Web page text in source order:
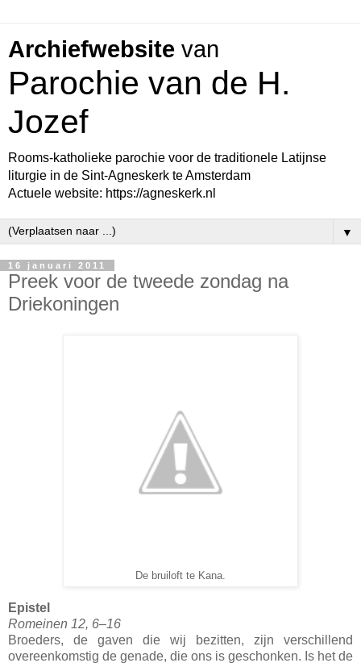
Archiefwebsite van
Parochie van de H.
Jozef
Rooms-katholieke parochie voor de traditionele Latijnse
liturgie in de Sint-Agneskerk te Amsterdam
Actuele website: https://agneskerk.nl
▼
16 januari 2011
Preek voor de tweede zondag na
Driekoningen
De bruiloft te Kana.
Epistel
Romeinen 12, 6–16
Broeders, de gaven die wij bezitten, zijn verschillend
overeenkomstig de genade, die ons is geschonken. Is het de